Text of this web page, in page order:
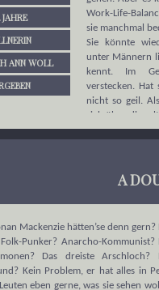
JAHRE
ANN WOLL
Work-Life-
sie manchmal
Sie könnte
unter Männern
kennt. Im
verstecken.
nicht so geil.
sich über die
ein Bier mit
Vielleicht hätte
mehrere
Klo herunter
A
Mackenzie hätten’se denn gern?
Punker? Anarcho-Kommunist?
Das dreiste Arschloch?
Kein Problem, er hat alles in
eben gerne, was sie sehen